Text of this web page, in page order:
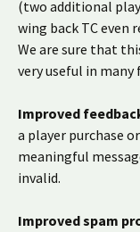
(two additional
wing back TC even
We are sure that
very useful in
Improved
a player purchase
meaningful
invalid.
Improved spam